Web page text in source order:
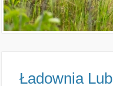
Ładownia